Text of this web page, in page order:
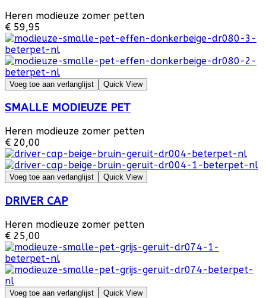
Heren modieuze zomer petten
€ 59,95
Voeg toe aan verlanglijst Quick View
SMALLE MODIEUZE PET
Heren modieuze zomer petten
€ 20,00
Voeg toe aan verlanglijst Quick View
DRIVER CAP
Heren modieuze zomer petten
€ 25,00
Voeg toe aan verlanglijst Quick View